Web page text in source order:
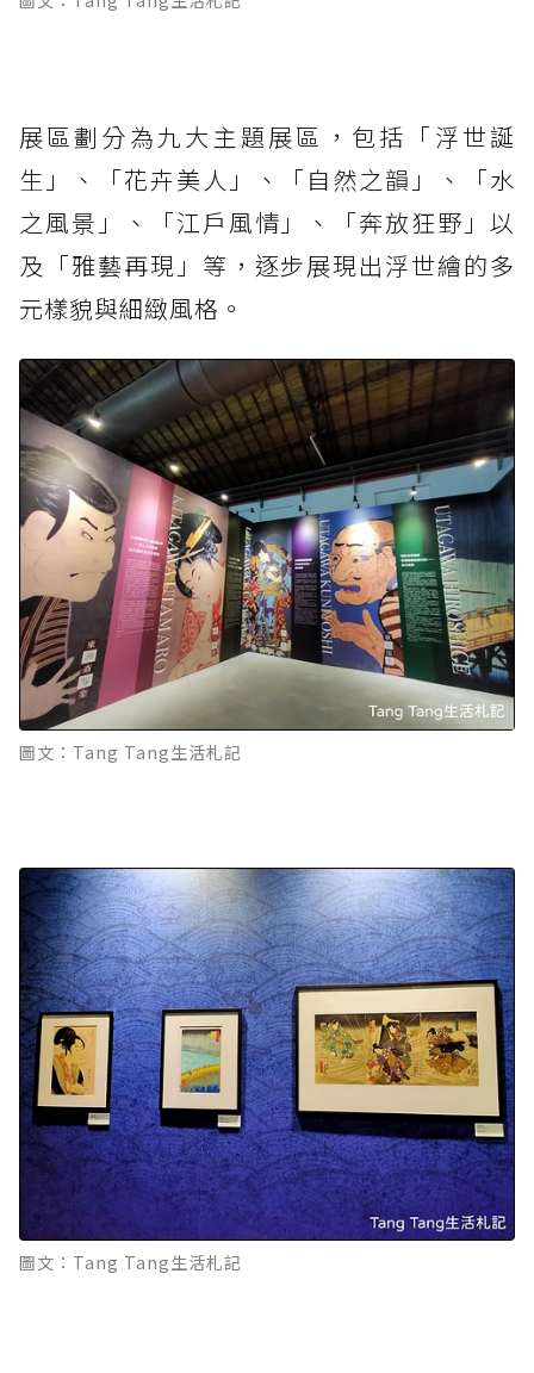
展區劃分為九大主題展區，包括「浮世誕
生」、「花卉美人」、「自然之韻」、「水
之風景」、「江戶風情」、「奔放狂野」以
及「雅藝再現」等，逐步展現出浮世繪的多
元樣貌與細緻風格。
圖文：Tang Tang生活札記
圖文：Tang Tang生活札記